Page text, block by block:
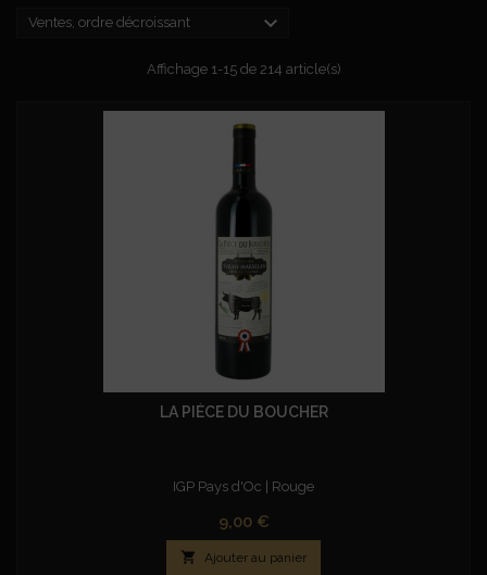
Ventes, ordre décroissant 
Affichage 1-15 de 214 article(s)
LA PIÈCE DU BOUCHER
IGP Pays d'Oc | Rouge
Prix
9,00 €
 Ajouter au panier